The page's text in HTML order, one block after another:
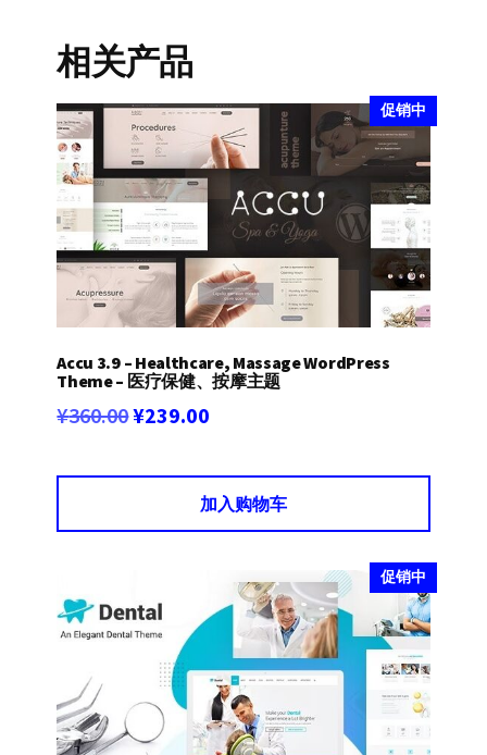
相关产品
促销中
Accu 3.9 – Healthcare, Massage WordPress
Theme – 医疗保健、按摩主题
¥360.00原
为：
¥360.00。
¥239.00
价
格
¥239.00。
加入购物车
促销中